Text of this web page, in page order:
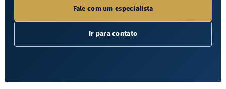
Fale com um especialista
Ir para contato